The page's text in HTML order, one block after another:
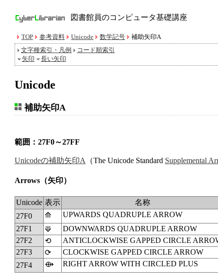
図書館員のコンピュータ基礎講座
TOP 参考資料 Unicode 数学記号
補助矢印A
文字種索引・凡例
コード順索引
矢印
長い矢印
Unicode
補助矢印A
範囲：27F0～27FF
Unicodeの補助矢印A （The Unicode Standard Supplemental
Arrows （矢印）
Unicode 表示
名称
27F0
⟰
UPWARDS QUADRUPLE ARROW
27F1
⟱
DOWNWARDS QUADRUPLE ARROW
27F2
⟲
ANTICLOCKWISE GAPPED CIRCLE
27F3
⟳
CLOCKWISE GAPPED CIRCLE ARROW
27F4
⟴ RIGHT ARROW WITH CIRCLED PLUS